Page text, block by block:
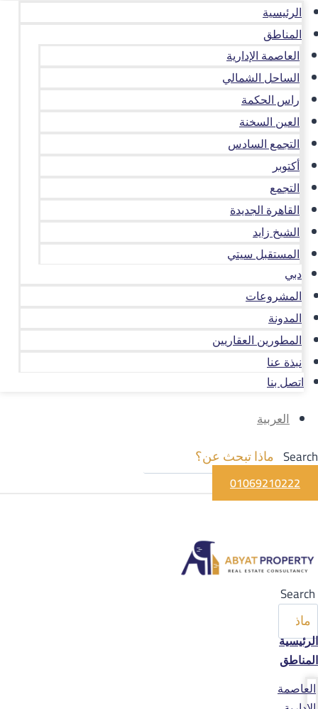
الرئيسية
المناطق
العاصمة الإدارية
الساحل الشمالي
راس الحكمة
العين السخنة
التجمع السادس
أكتوبر
التجمع
القاهرة الجديدة
الشيخ زايد
المستقبل سيتي
دبي
المشروعات
المدونة
المطورين العقاريين
نبذة عنا
اتصل بنا
العربية
Search
01069210222
Search
الرئيسية
المناطق
العاصمة